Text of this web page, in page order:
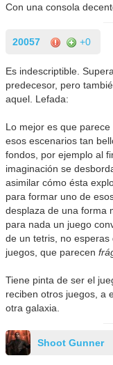
Con una consola
20057 +0
Es indescriptible.
predecesor, pero
aquel. Lefada:
Lo mejor es que
esos escenarios tan
fondos, por ejemplo al
imaginación se
asimilar cómo ésta
para formar uno de
desplaza de una forma
para nada un juego
de un tetris, no
juegos, que parecen
Tiene pinta de ser el
reciben otros juegos, a
otra galaxia.
Shoot Gunner